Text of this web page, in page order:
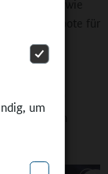
um
die Angebote für
über den